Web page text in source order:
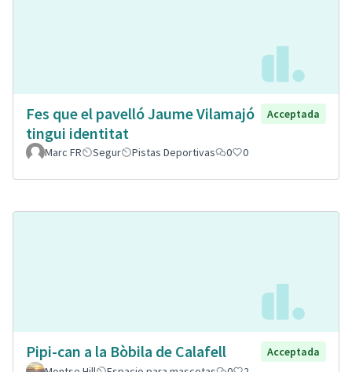
Fes que el pavelló Jaume Vilamajó
tingui identitat
Acceptada
Marc FR Segur Pistas Deportivas 0 0
Pipi-can a la Bòbila de Calafell
Acceptada